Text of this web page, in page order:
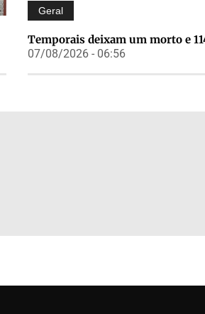
Geral
Temporais deixam um morto e
07/08/2026 - 06:56